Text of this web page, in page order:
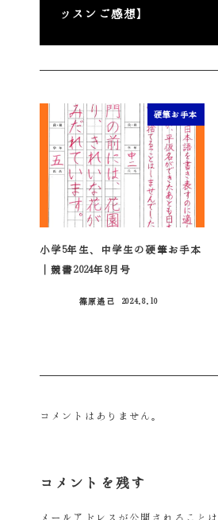
ッスンご感想】
硬筆お手本
小学5年生、中学生の硬筆お手本
｜競書2024年8月号
篠原遙己
2024.8.10
コメントはありません。
コメントを残す